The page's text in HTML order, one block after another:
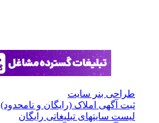
طراحی بنر سایت
ثبت آگهی املاک (رایگان و نامحدود)
لیست سایتهای تبلیغاتی رایگان